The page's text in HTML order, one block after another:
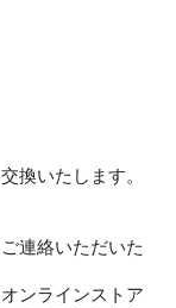
換いたします。
連絡いただいた
ンラインストア